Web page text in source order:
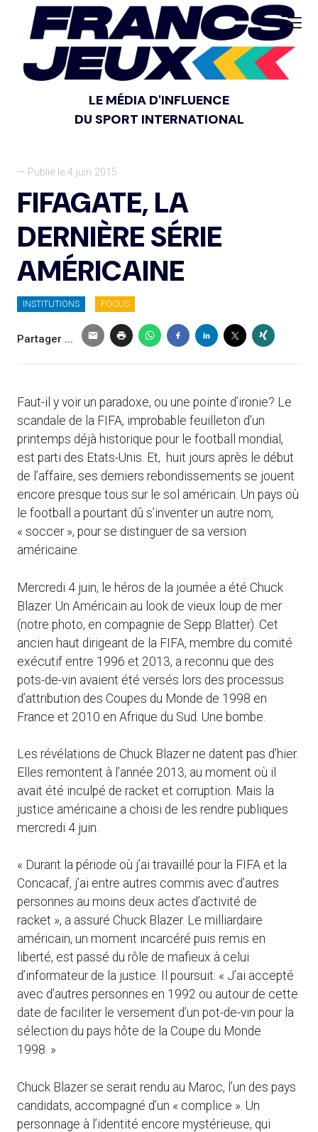
LE MÉDIA D'INFLUENCE
DU SPORT INTERNATIONAL
— Publié le 4 juin 2015
FIFAGATE, LA
DERNIÈRE SÉRIE
AMÉRICAINE
INSTITUTIONS FOCUS
Partager ...
Faut-il y voir un paradoxe, ou une pointe d’ironie? Le
scandale de la FIFA, improbable feuilleton d’un
printemps déjà historique pour le football mondial,
est parti des Etats-Unis. Et, huit jours après le début
de l’affaire, ses derniers rebondissements se jouent
encore presque tous sur le sol américain. Un pays où
le football a pourtant dû s’inventer un autre nom,
« soccer », pour se distinguer de sa version
américaine.
Mercredi 4 juin, le héros de la journée a été Chuck
Blazer. Un Américain au look de vieux loup de mer
(notre photo, en compagnie de Sepp Blatter). Cet
ancien haut dirigeant de la FIFA, membre du comité
exécutif entre 1996 et 2013, a reconnu que des
pots-de-vin avaient été versés lors des processus
d’attribution des Coupes du Monde de 1998 en
France et 2010 en Afrique du Sud. Une bombe.
Les révélations de Chuck Blazer ne datent pas d’hier.
Elles remontent à l’année 2013, au moment où il
avait été inculpé de racket et corruption. Mais la
justice américaine a choisi de les rendre publiques
mercredi 4 juin.
« Durant la période où j’ai travaillé pour la FIFA et la
Concacaf, j’ai entre autres commis avec d’autres
personnes au moins deux actes d’activité de
racket », a assuré Chuck Blazer. Le milliardaire
américain, un moment incarcéré puis remis en
liberté, est passé du rôle de mafieux à celui
d’informateur de la justice. Il poursuit: « J’ai accepté
avec d’autres personnes en 1992 ou autour de cette
date de faciliter le versement d’un pot-de-vin pour la
sélection du pays hôte de la Coupe du Monde
1998. »
Chuck Blazer se serait rendu au Maroc, l’un des pays
candidats, accompagné d’un « complice ». Un
personnage à l’identité encore mystérieuse, qui